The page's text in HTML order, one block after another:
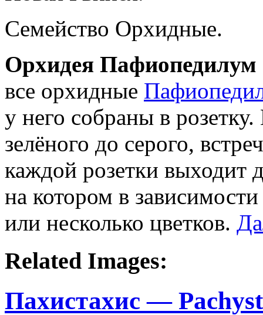
Семейство Орхидные.
Орхидея Пафиопедилум
все орхидные
у него собраны в
зелёного до серого,
каждой розетки
на котором в
или несколько цветков.
Related Images:
Пахистахис —